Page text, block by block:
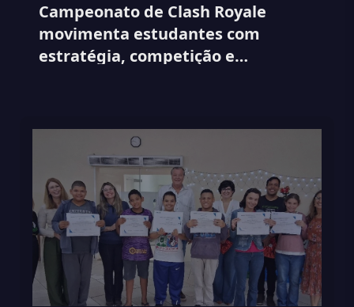
Campeonato de Clash Royale
movimenta estudantes com
estratégia, competição e